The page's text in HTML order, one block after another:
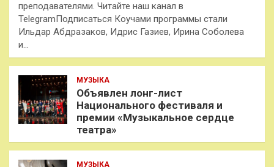
преподавателями. Читайте наш канал в
TelegramПодписаться Коучами программы стали
Ильдар Абдразаков, Идрис Газиев, Ирина Соболева
и…
МУЗЫКА
Объявлен лонг-лист
Национального фестиваля и
премии «Музыкальное сердце
театра»
МУЗЫКА